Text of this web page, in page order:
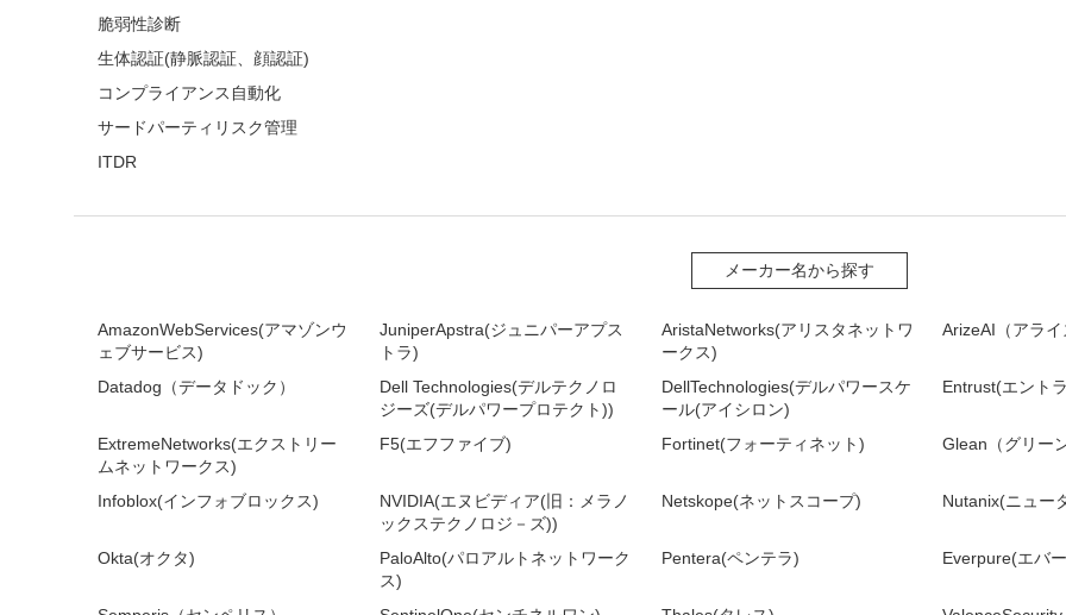
脆弱性診断
生体認証(静脈認証、顔認証)
コンプライアンス自動化
サードパーティリスク管理
ITDR
メーカー名から探す
AmazonWebServices(アマゾンウ
ェブサービス)
JuniperApstra(ジュニパーアプス
トラ)
AristaNetworks(アリスタネットワ
ークス)
ArizeAI（アラ
Datadog（データドック）
Dell Technologies(デルテクノロ
ジーズ(デルパワープロテクト))
DellTechnologies(デルパワースケ
ール(アイシロン)
Entrust(エント
ExtremeNetworks(エクストリー
ムネットワークス)
F5(エフファイブ) Fortinet(フォーティネット) Glean（グリー
Infoblox(インフォブロックス)
NVIDIA(エヌビディア(旧：メラノ
ックステクノロジ－ズ))
Netskope(ネットスコープ) Nutanix(ニュー
Okta(オクタ)
PaloAlto(パロアルトネットワーク
ス)
Pentera(ペンテラ) Everpure(エバ